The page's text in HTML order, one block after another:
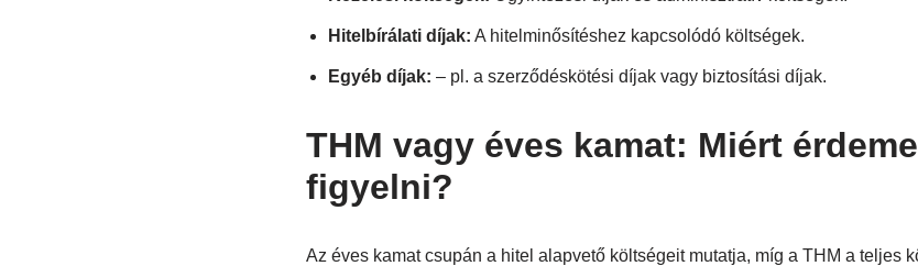
Hitelbírálati díjak: A hitelminősítéshez kapcsolódó költségek.
Egyéb díjak: – pl. a szerződéskötési díjak vagy biztosítási díjak.
THM vagy éves kamat: Miért
figyelni?
Az éves kamat csupán a hitel alapvető költségeit mutatja, míg a THM a teljes